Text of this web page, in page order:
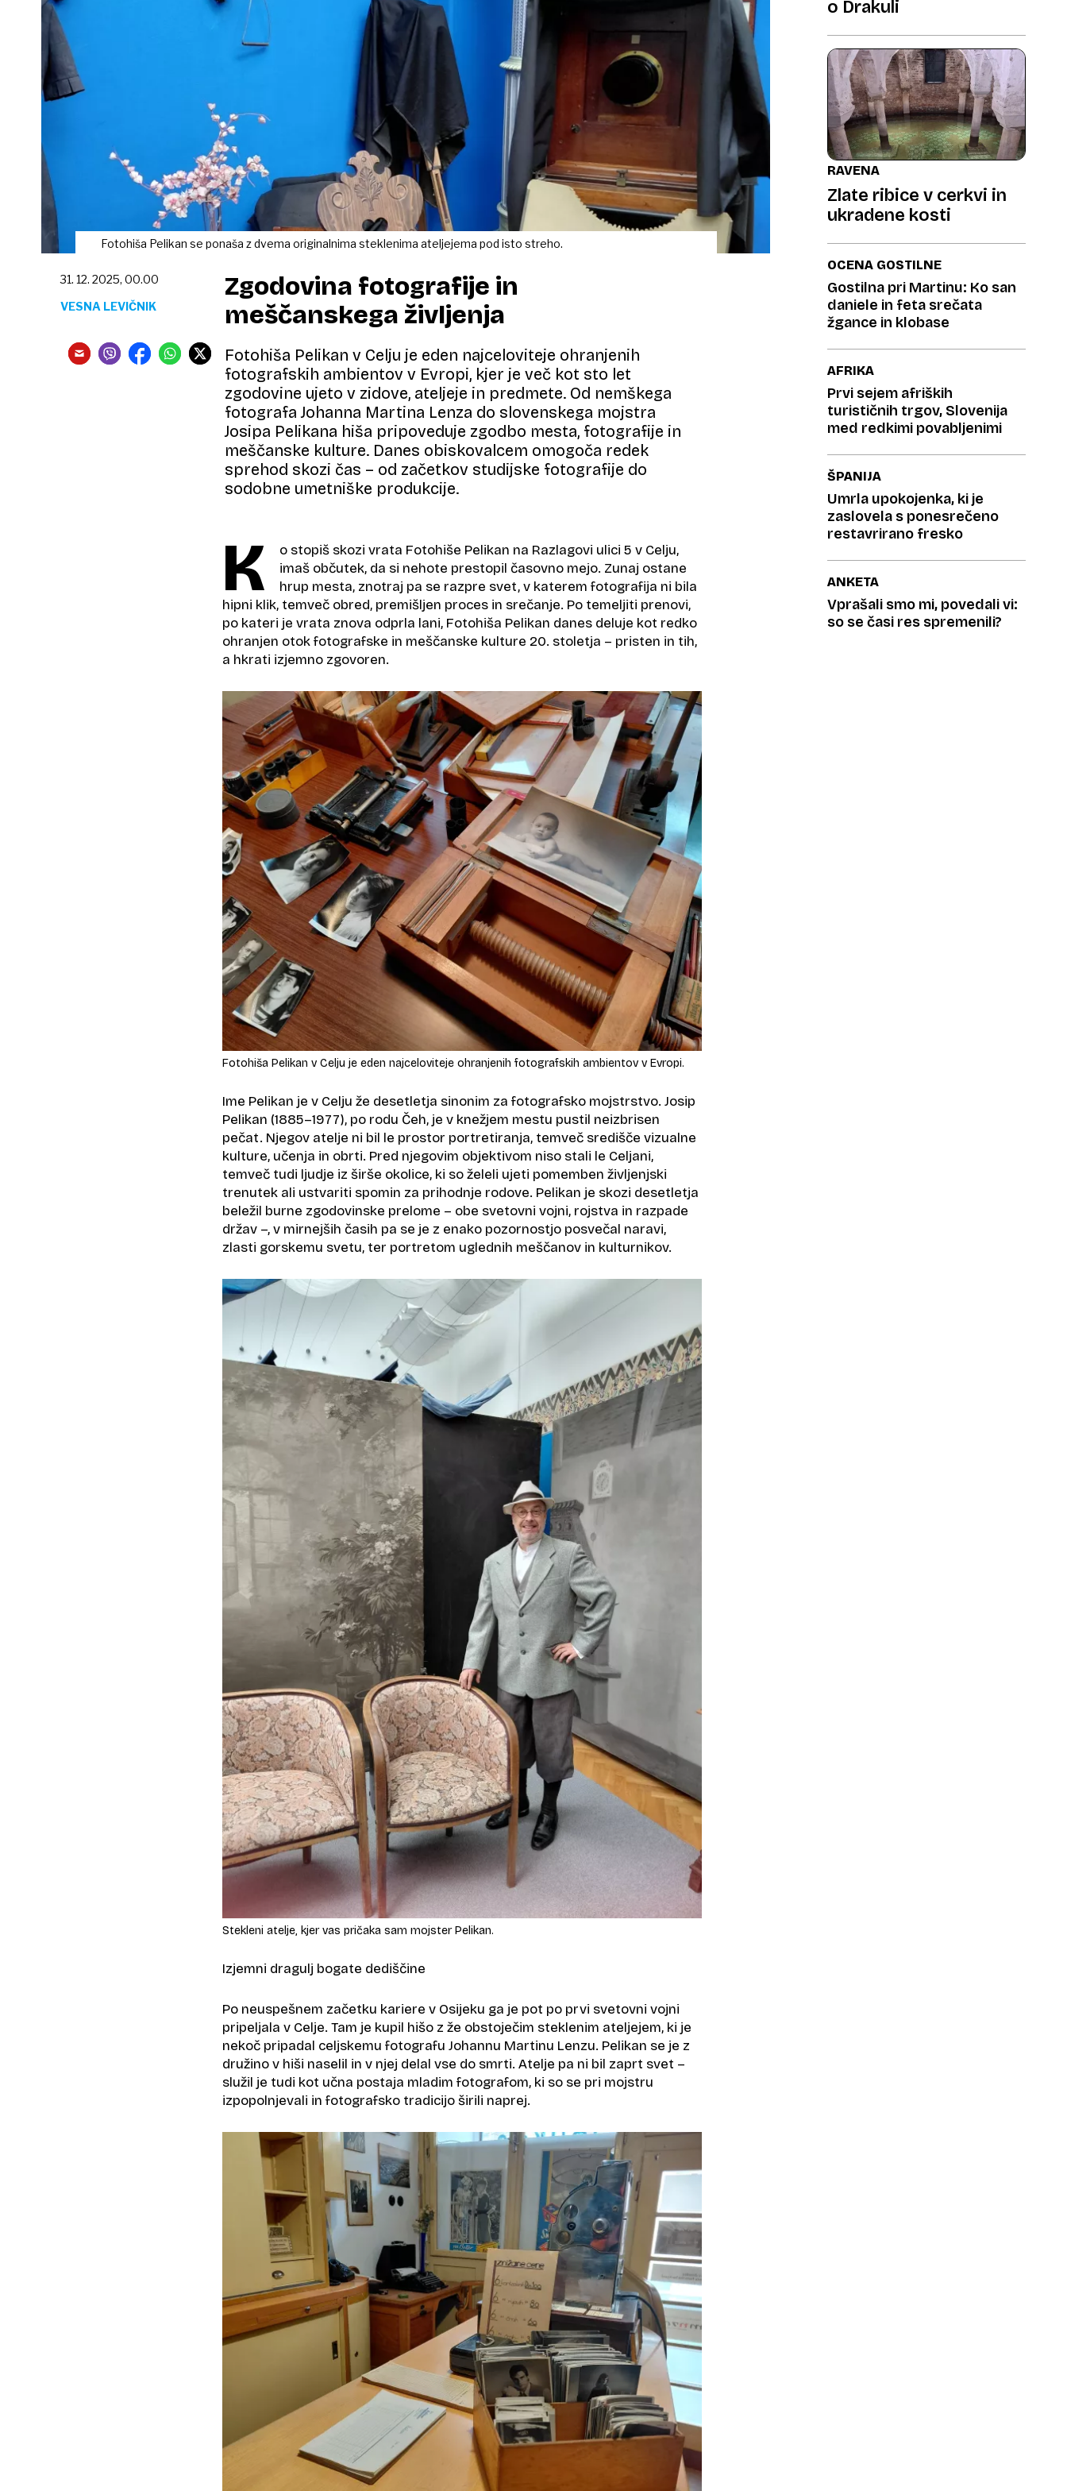
Fotohiša Pelikan se ponaša z dvema originalnima steklenima ateljejema pod isto streho.
Zgodovina fotografije in
meščanskega življenja
Fotohiša Pelikan v Celju je eden najceloviteje ohranjenih
fotografskih ambientov v Evropi, kjer je več kot sto let
zgodovine ujeto v zidove, ateljeje in predmete. Od nemškega
fotografa Johanna Martina Lenza do slovenskega mojstra
Josipa Pelikana hiša pripoveduje zgodbo mesta, fotografije in
meščanske kulture. Danes obiskovalcem omogoča redek
sprehod skozi čas – od začetkov studijske fotografije do
sodobne umetniške produkcije.
31. 12. 2025, 00.00
VESNA LEVIČNIK
K
o stopiš skozi vrata Fotohiše Pelikan na Razlagovi ulici 5 v Celju,
imaš občutek, da si nehote prestopil časovno mejo. Zunaj ostane
hrup mesta, znotraj pa se razpre svet, v katerem fotografija ni bila
hipni klik, temveč obred, premišljen proces in srečanje. Po temeljiti prenovi,
po kateri je vrata znova odprla lani, Fotohiša Pelikan danes deluje kot redko
ohranjen otok fotografske in meščanske kulture 20. stoletja – pristen in tih,
a hkrati izjemno zgovoren.
Fotohiša Pelikan v Celju je eden najceloviteje ohranjenih fotografskih ambientov v Evropi.
Ime Pelikan je v Celju že desetletja sinonim za fotografsko mojstrstvo. Josip
Pelikan (1885–1977), po rodu Čeh, je v knežjem mestu pustil neizbrisen
pečat. Njegov atelje ni bil le prostor portretiranja, temveč središče vizualne
kulture, učenja in obrti. Pred njegovim objektivom niso stali le Celjani,
temveč tudi ljudje iz širše okolice, ki so želeli ujeti pomemben življenjski
trenutek ali ustvariti spomin za prihodnje rodove. Pelikan je skozi desetletja
beležil burne zgodovinske prelome – obe svetovni vojni, rojstva in razpade
držav –, v mirnejših časih pa se je z enako pozornostjo posvečal naravi,
zlasti gorskemu svetu, ter portretom uglednih meščanov in kulturnikov.
Stekleni atelje, kjer vas pričaka sam mojster Pelikan.
Izjemni dragulj bogate dediščine
Po neuspešnem začetku kariere v Osijeku ga je pot po prvi svetovni vojni
pripeljala v Celje. Tam je kupil hišo z že obstoječim steklenim ateljejem, ki je
nekoč pripadal celjskemu fotografu Johannu Martinu Lenzu. Pelikan se je z
družino v hiši naselil in v njej delal vse do smrti. Atelje pa ni bil zaprt svet –
služil je tudi kot učna postaja mladim fotografom, ki so se pri mojstru
izpopolnjevali in fotografsko tradicijo širili naprej.
o Drakuli
RAVENA
Zlate ribice v cerkvi in
ukradene kosti
OCENA GOSTILNE
Gostilna pri Martinu: Ko san
daniele in feta srečata
žgance in klobase
AFRIKA
Prvi sejem afriških
turističnih trgov, Slovenija
med redkimi povabljenimi
ŠPANIJA
Umrla upokojenka, ki je
zaslovela s ponesrečeno
restavrirano fresko
ANKETA
Vprašali smo mi, povedali vi:
so se časi res spremenili?